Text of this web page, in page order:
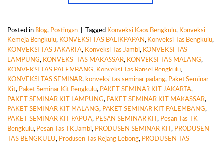
Posted in Blog, Postingan Tagged Konveksi Kaos Bengkulu, Konveksi
Kemeja Bengkulu, KONVEKSI TAS BALIKPAPAN, Konveksi Tas Bengkulu,
KONVEKSI TAS JAKARTA, Konveksi Tas Jambi, KONVEKSI TAS
LAMPUNG, KONVEKSI TAS MAKASSAR, KONVEKSI TAS MALANG,
KONVEKSI TAS PALEMBANG, Konveksi Tas Ransel Bengkulu,
KONVEKSI TAS SEMINAR, konveksi tas seminar padang, Paket Seminar
Kit, Paket Seminar Kit Bengkulu, PAKET SEMINAR KIT JAKARTA,
PAKET SEMINAR KIT LAMPUNG, PAKET SEMINAR KIT MAKASSAR,
PAKET SEMINAR KIT MALANG, PAKET SEMINAR KIT PALEMBANG,
PAKET SEMINAR KIT PAPUA, PESAN SEMINAR KIT , Pesan Tas TK
Bengkulu, Pesan Tas TK Jambi, PRODUSEN SEMINAR KIT , PRODUSEN
TAS BENGKULU, Produsen Tas Rejang Lebong, PRODUSEN TAS